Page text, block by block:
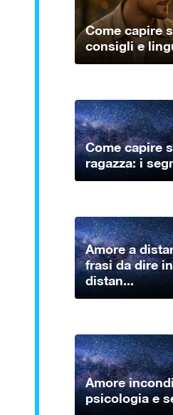
Come capire
consigli e
Come capire
ragazza: i
Amore a
frasi da dire
distan...
Amore
psicologia e